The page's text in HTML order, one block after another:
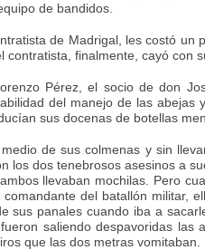
de bandidos.
de Madrigal, les costó
contratista, finalmente, cayó con
Pérez, el socio de don
del manejo de las
sus docenas de botellas
de sus colmenas y sin
los dos tenebrosos asesinos a
llevaban mochilas. Pero
comandante del batallón militar,
sus panales cuando iba a
saliendo despavoridas
que las dos metras vomitaban.